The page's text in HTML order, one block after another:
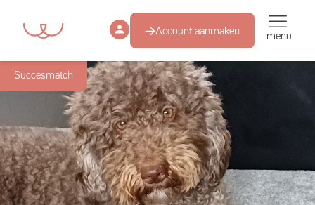
Account aanmaken menu
Succesmatch